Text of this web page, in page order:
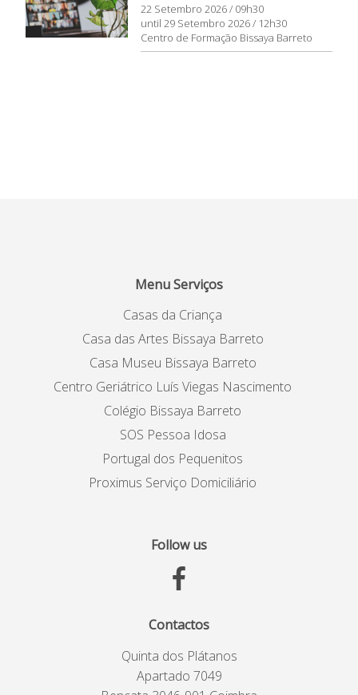
22 Setembro 2026 / 09h30
until 29 Setembro 2026 / 12h30
Centro de Formação Bissaya Barreto
Menu Serviços
Casas da Criança
Casa das Artes Bissaya Barreto
Casa Museu Bissaya Barreto
Centro Geriátrico Luís Viegas Nascimento
Colégio Bissaya Barreto
SOS Pessoa Idosa
Portugal dos Pequenitos
Proximus Serviço Domiciliário
Follow us
Contactos
Quinta dos Plátanos
Apartado 7049